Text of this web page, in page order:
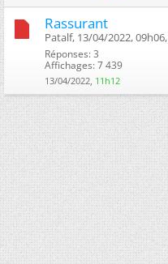
Rassurant
Patalf, 13/04/2022, 09h06, ‎
Réponses: 3
Affichages: 7 439
13/04/2022, 11h12